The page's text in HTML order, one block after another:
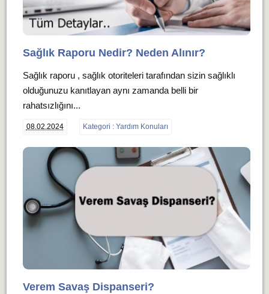
Sağlık Raporu Nedir? Neden Alınır?
Sağlık raporu , sağlık otoriteleri tarafından sizin sağlıklı
olduğunuzu kanıtlayan aynı zamanda belli bir
rahatsızlığını...
08.02.2024 Kategori : Yardım Konuları
Verem Savaş Dispanseri?